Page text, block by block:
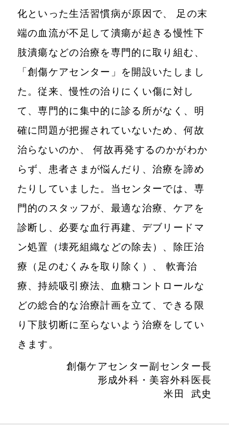
化といった生活習慣病が原因で、 足の末
端の血流が不足して潰瘍が起きる慢性下
肢潰瘍などの治療を専門的に取り組む、
「創傷ケアセンター」を開設いたしまし
た。従来、慢性の治りにくい傷に対し
て、専門的に集中的に診る所がなく、明
確に問題が把握されていないため、何故
治らないのか、 何故再発するのかがわか
らず、患者さまが悩んだり、治療を諦め
たりしていました。当センターでは、専
門的のスタッフが、最適な治療、ケアを
診断し、必要な血行再建、デブリードマ
ン処置（壊死組織などの除去）、除圧治
療（足のむくみを取り除く）、 軟膏治
療、持続吸引療法、血糖コントロールな
どの総合的な治療計画を立て、できる限
り下肢切断に至らないよう治療をしてい
きます。
創傷ケアセンター副センター長
形成外科・美容外科医長
米田 武史